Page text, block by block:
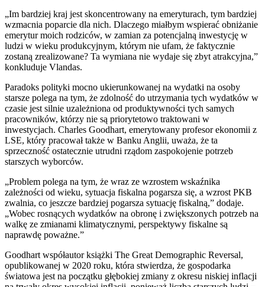
„Im bardziej kraj jest skoncentrowany na emeryturach, tym bardziej
wzmacnia poparcie dla nich. Dlaczego miałbym wspierać obniżanie
emerytur moich rodziców, w zamian za potencjalną inwestycję w
ludzi w wieku produkcyjnym, którym nie ufam, że faktycznie
zostaną zrealizowane? Ta wymiana nie wydaje się zbyt atrakcyjna,”
konkluduje Vlandas.
Paradoks polityki mocno ukierunkowanej na wydatki na osoby
starsze polega na tym, że zdolność do utrzymania tych wydatków w
czasie jest silnie uzależniona od produktywności tych samych
pracowników, którzy nie są priorytetowo traktowani w
inwestycjach. Charles Goodhart, emerytowany profesor ekonomii z
LSE, który pracował także w Banku Anglii, uważa, że ta
sprzeczność ostatecznie utrudni rządom zaspokojenie potrzeb
starszych wyborców.
„Problem polega na tym, że wraz ze wzrostem wskaźnika
zależności od wieku, sytuacja fiskalna pogarsza się, a wzrost PKB
zwalnia, co jeszcze bardziej pogarsza sytuację fiskalną,” dodaje.
„Wobec rosnących wydatków na obronę i zwiększonych potrzeb na
walkę ze zmianami klimatycznymi, perspektywy fiskalne są
naprawdę poważne.”
Goodhart współautor książki The Great Demographic Reversal,
opublikowanej w 2020 roku, która stwierdza, że gospodarka
światowa jest na początku głębokiej zmiany z okresu niskiej inflacji